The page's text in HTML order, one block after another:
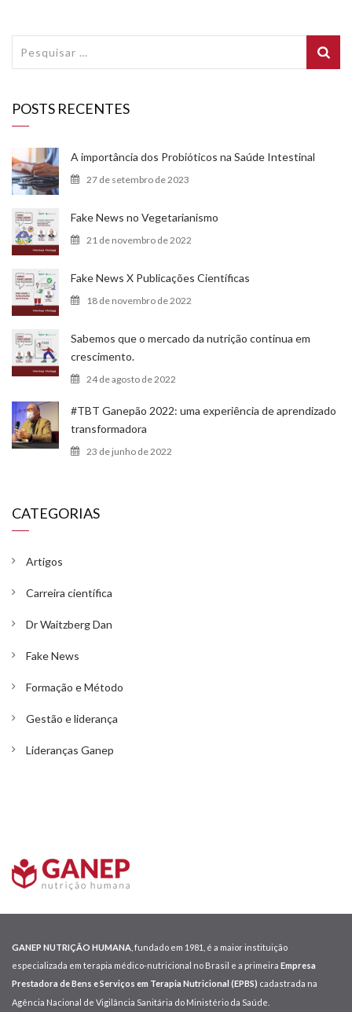
POSTS RECENTES
A importância dos Probióticos na Saúde Intestinal
27 de setembro de 2023
Fake News no Vegetarianismo
21 de novembro de 2022
Fake News X Publicações Científicas
18 de novembro de 2022
Sabemos que o mercado da nutrição continua em
crescimento.
24 de agosto de 2022
#TBT Ganepão 2022: uma experiência de aprendizado
transformadora
23 de junho de 2022
CATEGORIAS
Artigos
Carreira científica
Dr Waitzberg Dan
Fake News
Formação e Método
Gestão e liderança
Lideranças Ganep
GANEP NUTRIÇÃO HUMANA , fundado em 1981, é a maior instituição
especializada em terapia médico-nutricional no Brasil e a primeira Empresa
Prestadora de Bens e Serviços em Terapia Nutricional (EPBS) cadastrada na
Agência Nacional de Vigilância Sanitária do Ministério da Saúde.